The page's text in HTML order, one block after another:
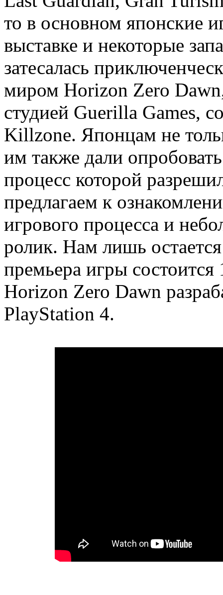
то в основном японские
выставке и некоторые
затесалась
миром Horizon Zero Dawn,
студией Guerilla Games,
Killzone. Японцам не
им также дали
процесс которой
предлагаем к
игрового процесса и
ролик. Нам лишь
премьера игры
Horizon Zero Dawn
PlayStation 4.